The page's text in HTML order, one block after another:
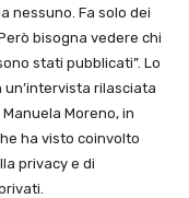
nessuno. Fa solo dei
bisogna vedere chi
stati pubblicati”. Lo
un’intervista rilasciata
Moreno, in
ha visto coinvolto
privacy e di